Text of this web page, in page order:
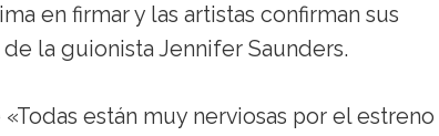
en firmar y las artistas confirman sus
la guionista Jennifer Saunders.
están muy nerviosas por el estreno